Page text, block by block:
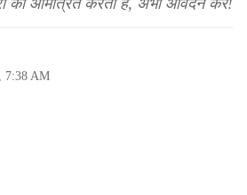
को आमंत्रित करता है, अभी आवेदन करें!
7:38 AM